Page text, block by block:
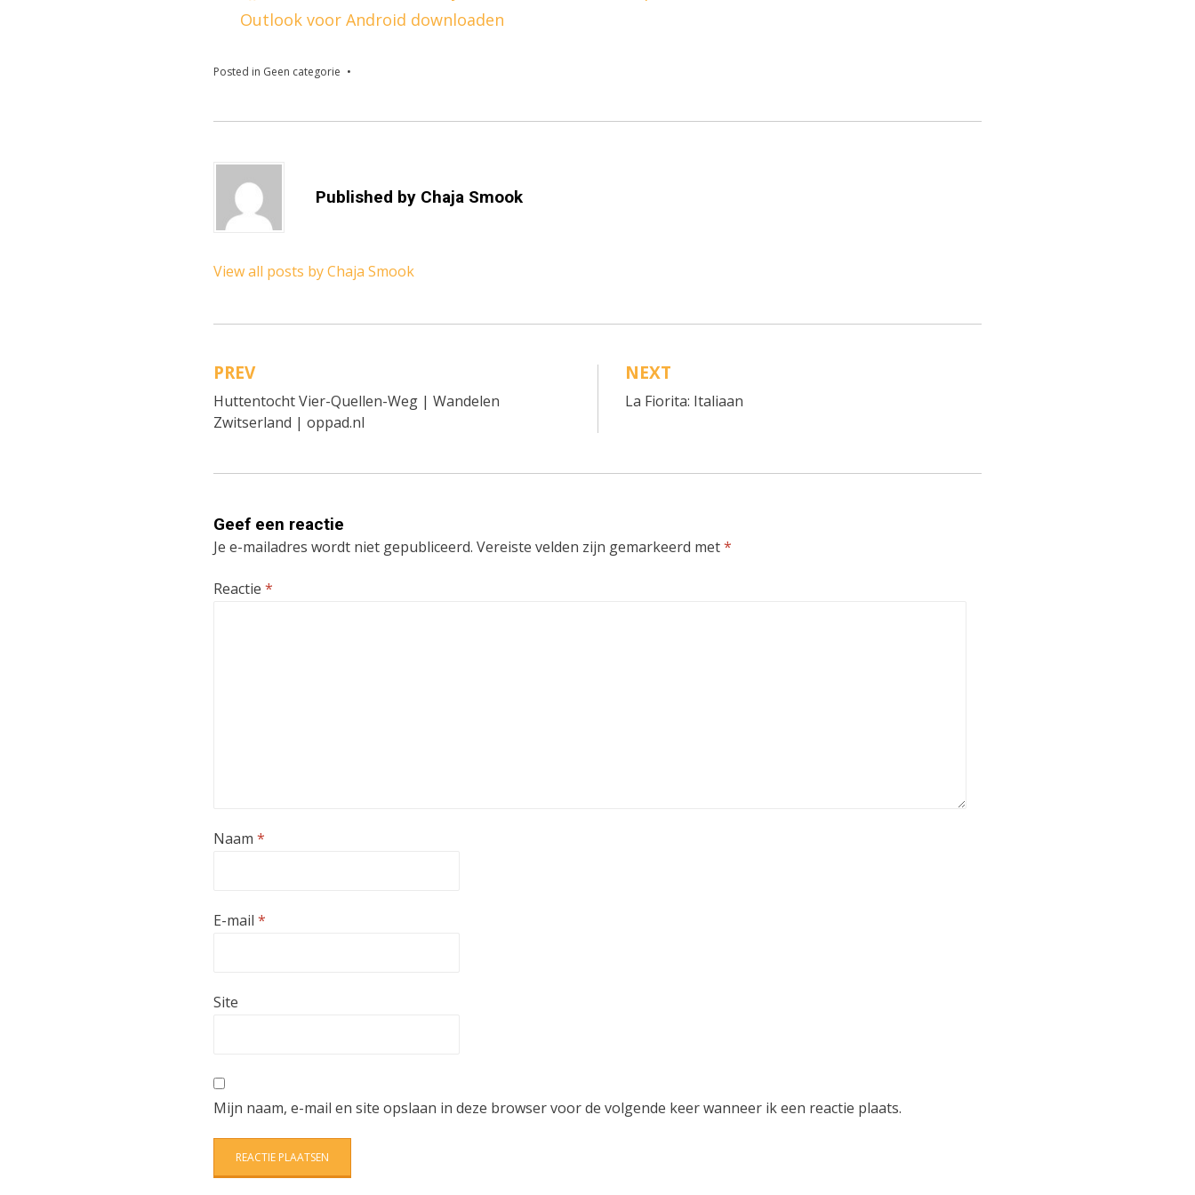
Outlook voor Android downloaden
Posted in Geen categorie
Published by Chaja Smook
View all posts by Chaja Smook
Bericht
navigatie
PREV
Huttentocht Vier-Quellen-Weg | Wandelen
Zwitserland | oppad.nl
NEXT
La Fiorita: Italiaan
Geef een reactie
Je e-mailadres wordt niet gepubliceerd. Vereiste velden zijn gemarkeerd met*
Reactie *
Naam *
E-mail *
Site
Mijn naam, e-mail en site opslaan in deze browser voor de volgende keer wanneer ik een reactie plaats.